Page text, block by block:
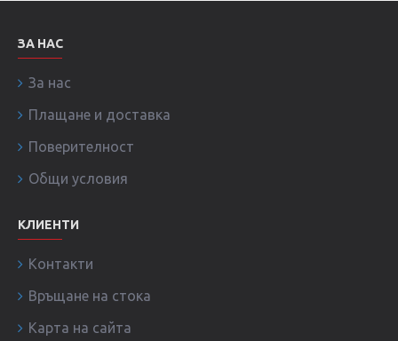
ЗА НАС
За нас
Плащане и доставка
Поверителност
Общи условия
КЛИЕНТИ
Контакти
Връщане на стока
Карта на сайта